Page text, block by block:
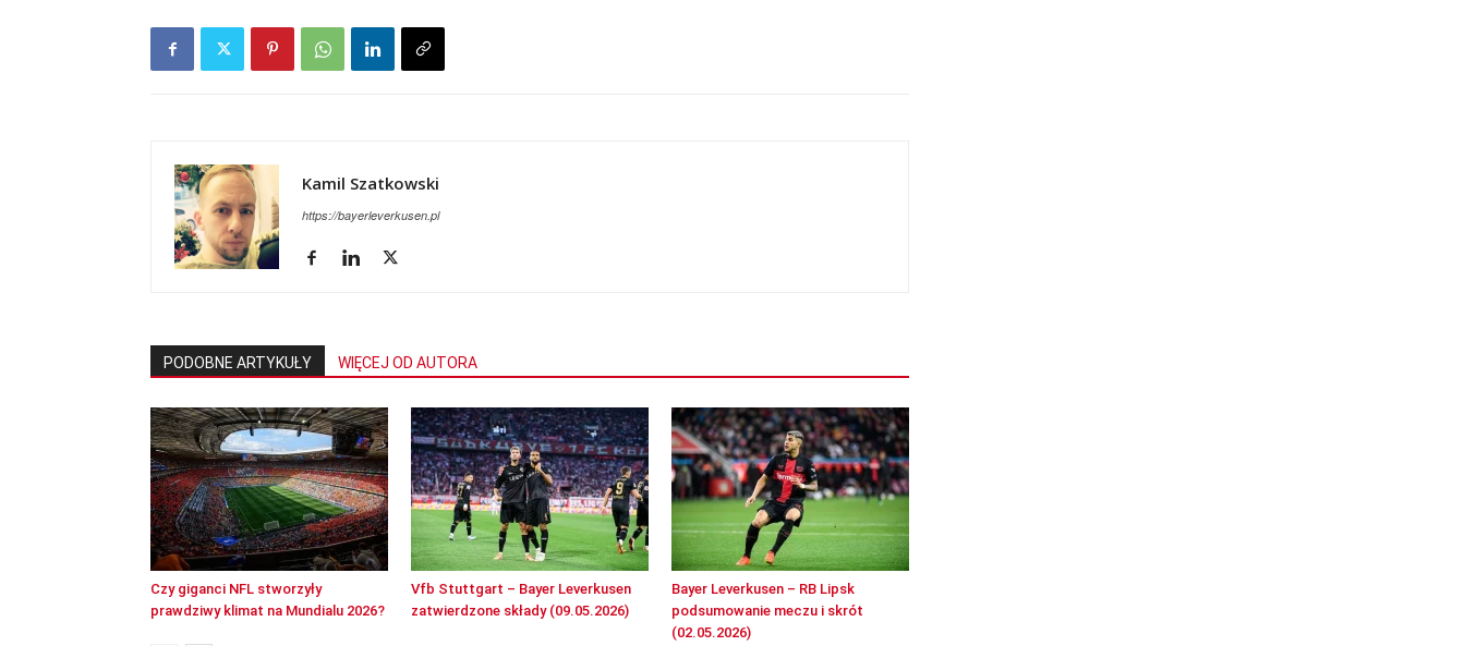
Kamil Szatkowski
https://bayerleverkusen.pl
PODOBNE ARTYKUŁY WIĘCEJ OD AUTORA
Czy giganci NFL stworzyły
prawdziwy klimat na Mundialu 2026?
Vfb Stuttgart – Bayer Leverkusen
zatwierdzone składy (09.05.2026)
Bayer Leverkusen – RB Lipsk
podsumowanie meczu i skrót
(02.05.2026)